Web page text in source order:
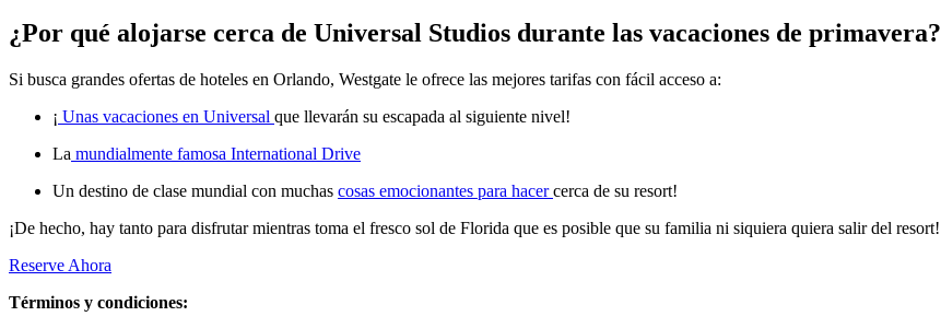
¿Por qué alojarse cerca de Universal Studios durante las vacaciones de primavera?
Si busca grandes ofertas de hoteles en Orlando, Westgate le ofrece las mejores tarifas con fácil acceso a:
¡ Unas vacaciones en Universal que llevarán su escapada al siguiente nivel!
La mundialmente famosa International Drive
Un destino de clase mundial con muchas cosas emocionantes para hacercerca de su resort!
¡De hecho, hay tanto para disfrutar mientras toma el fresco sol de Florida que es posible que su familia ni siquiera quiera salir del resort!
Reserve Ahora
Términos y condiciones: